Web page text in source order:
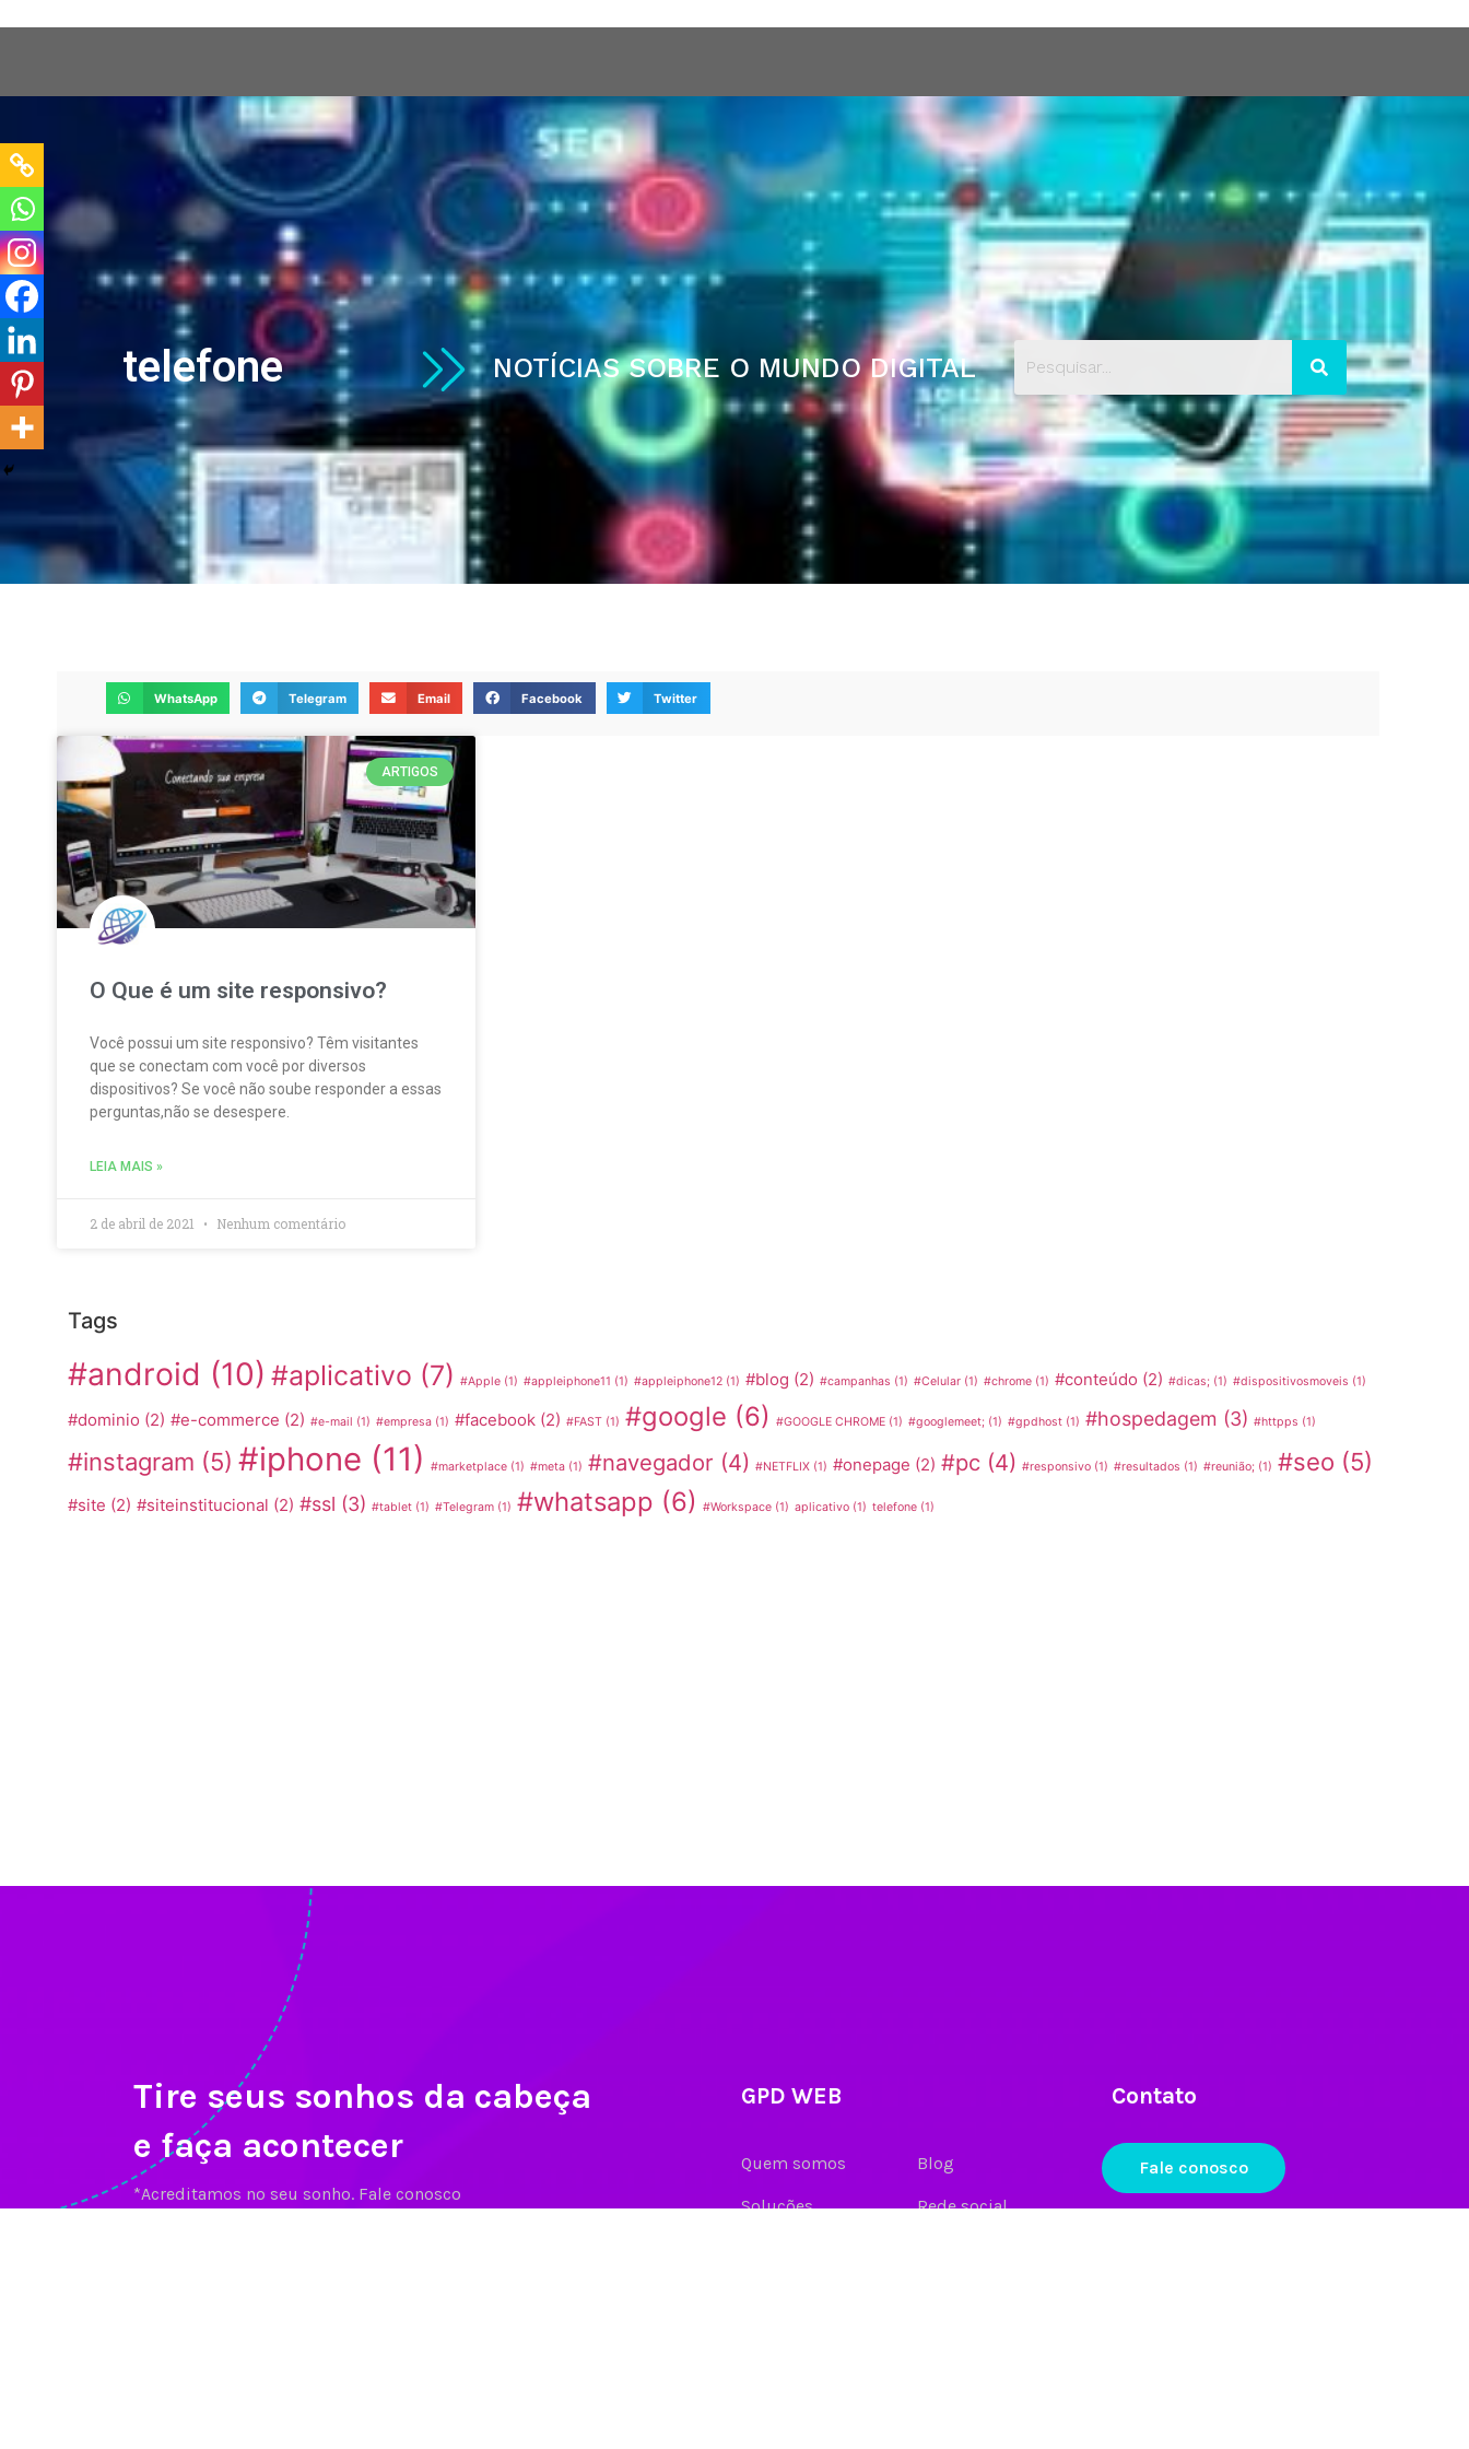
Conectando sua empresa ao mundo digital
Quem Somos Serviços Hospedagem VPS Blog Portfólio
telefone NOTÍCIAS SOBRE O MUNDO DIGITAL
WhatsApp Telegram Email Facebook Twitter
ARTIGOS
O Que é um site responsivo?
Você possui um site responsivo? Têm visitantes
que se conectam com você por diversos
dispositivos? Se você não soube responder a essas
perguntas,não se desespere.
LEIA MAIS »
2 de abril de 2021 Nenhum comentário
Tags
#android (10) #aplicativo (7) #Apple (1) #appleiphone11 (1) #appleiphone12 (1) #blog (2) #campanhas (1) #Celular (1) #chrome (1) #conteúdo (2) #dicas; (1) #dispositivosmoveis (1)
#dominio (2) #e-commerce (2) #e-mail (1) #empresa (1) #facebook (2) #FAST (1) #google (6) #GOOGLE CHROME (1) #googlemeet; (1) #gpdhost (1) #hospedagem (3) #httpps (1)
#instagram (5) #iphone (11) #marketplace (1) #meta (1) #navegador (4) #NETFLIX (1) #onepage (2) #pc (4) #responsivo (1) #resultados (1) #reunião; (1) #seo (5)
#site (2) #siteinstitucional (2) #ssl (3) #tablet (1) #Telegram (1) #whatsapp (6) #Workspace (1) aplicativo (1) telefone (1)
Tire seus sonhos da cabeça
e faça acontecer
*Acreditamos no seu sonho. Fale conosco
GPD WEB
Quem somos
Soluções
Blog
Rede social
Contato
Fale conosco